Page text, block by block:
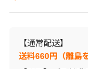
【通常配送】
送料660円（離島